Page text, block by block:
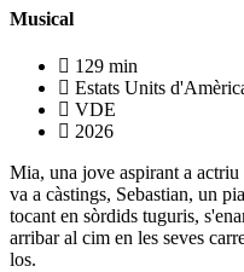
Musical
129 min
Estats Units
VDE
2026
Mia, una jove aspirant a
va a càstings, Sebastian, un
tocant en sòrdids tuguris,
arribar al cim en les seves
los.